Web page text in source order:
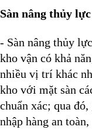
Sàn nâng thủy
- Sàn nâng thủy
kho vận có khả
nhiều vị trí khác
kho với mặt sàn
chuẩn xác; qua
nhập hàng an